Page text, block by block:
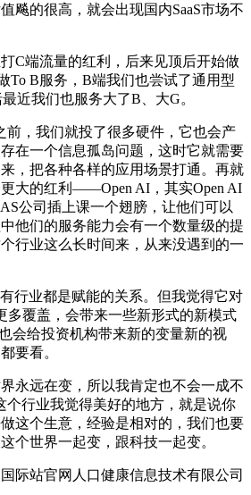
飚的很高，就会出现国内SaaS市场不
端流量的红利，后来见顶后开始做
To B服务，B端我们也尝试了通用型
近我们也服务大了B、大G。
，我们就投了很多硬件，它也会产
在一个信息孤岛问题，这时它就需要
，把各种各样的应用场景打通。再就
大的红利——Open AI，其实Open AI
公司插上课一个翅膀，让他们可以
他们的服务能力会有一个数量级的提
行业这么长时间来，从来没遇到的一
业都是赋能的关系。但我觉得它对
多覆盖，会带来一些新形式的新模式
会给投资机构带来新的变量新的视
要看。
远在变，所以我肯定也不会一成不
个行业我觉得美好的地方，就是说你
这个生意，经验是相对的，我们也要
个世界一起变，跟科技一起变。
际站官网人口健康信息技术有限公司